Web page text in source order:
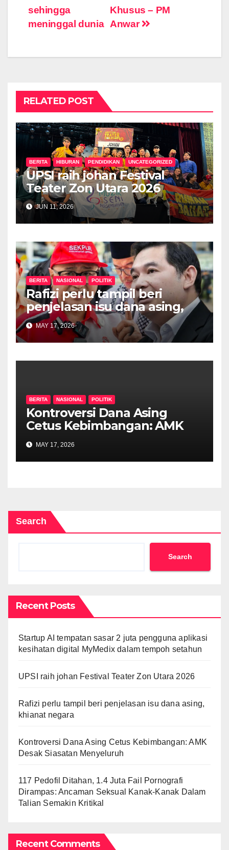
Khusus – PM
Anwar
sehingga
meninggal dunia
RELATED POST
BERITA HIBURAN PENDIDIKAN UNCATEGORIZED
UPSI raih johan Festival
Teater Zon Utara 2026
JUN 11, 2026
BERITA NASIONAL POLITIK
Rafizi perlu tampil beri
penjelasan isu dana asing,
khianat negara
MAY 17, 2026
BERITA NASIONAL POLITIK
Kontroversi Dana Asing
Cetus Kebimbangan: AMK
Desak Siasatan Menyeluruh
MAY 17, 2026
Search
Search
Recent Posts
Startup AI tempatan sasar 2 juta pengguna aplikasi
kesihatan digital MyMedix dalam tempoh setahun
UPSI raih johan Festival Teater Zon Utara 2026
Rafizi perlu tampil beri penjelasan isu dana asing,
khianat negara
Kontroversi Dana Asing Cetus Kebimbangan: AMK
Desak Siasatan Menyeluruh
117 Pedofil Ditahan, 1.4 Juta Fail Pornografi
Dirampas: Ancaman Seksual Kanak-Kanak Dalam
Talian Semakin Kritikal
Recent Comments